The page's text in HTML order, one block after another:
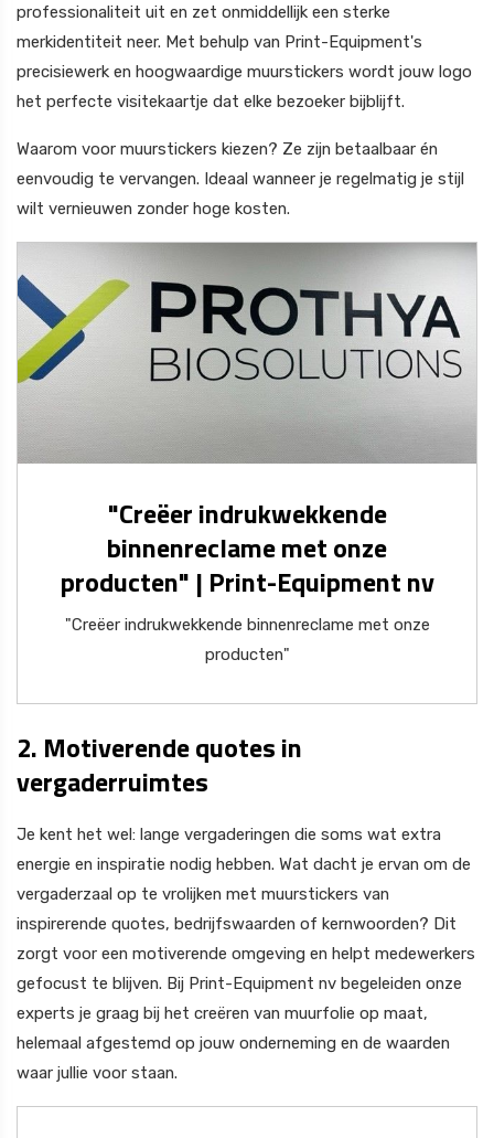
professionaliteit uit en zet onmiddellijk een sterke
merkidentiteit neer. Met behulp van Print-Equipment's
precisiewerk en hoogwaardige muurstickers wordt jouw logo
het perfecte visitekaartje dat elke bezoeker bijblijft.
Waarom voor muurstickers kiezen? Ze zijn betaalbaar én
eenvoudig te vervangen. Ideaal wanneer je regelmatig je stijl
wilt vernieuwen zonder hoge kosten.
"Creëer indrukwekkende
binnenreclame met onze
producten" | Print-Equipment nv
"Creëer indrukwekkende binnenreclame met onze
producten"
2. Motiverende quotes in
vergaderruimtes
Je kent het wel: lange vergaderingen die soms wat extra
energie en inspiratie nodig hebben. Wat dacht je ervan om de
vergaderzaal op te vrolijken met muurstickers van
inspirerende quotes, bedrijfswaarden of kernwoorden? Dit
zorgt voor een motiverende omgeving en helpt medewerkers
gefocust te blijven. Bij Print-Equipment nv begeleiden onze
experts je graag bij het creëren van muurfolie op maat,
helemaal afgestemd op jouw onderneming en de waarden
waar jullie voor staan.